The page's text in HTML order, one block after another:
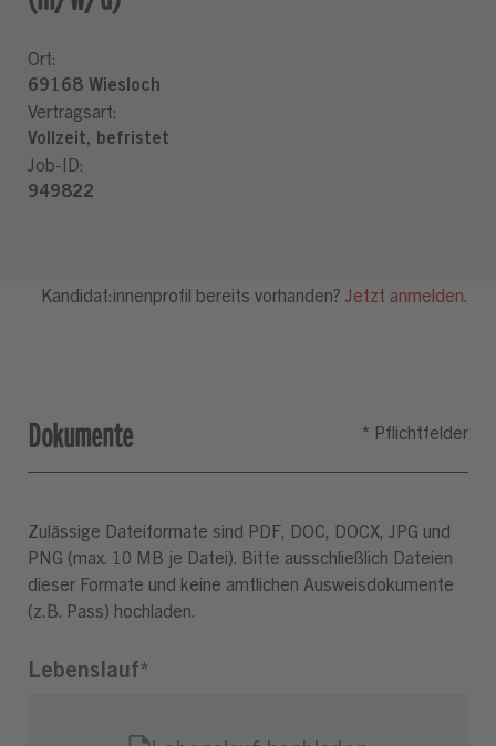
Dokumente
Zulässige Dateiformate sind PDF, DOC, DOCX, JPG und
PNG (max. 10 MB je Datei). Bitte ausschließlich Dateien
dieser Formate und keine amtlichen Ausweisdokumente
(z.B. Pass) hochladen.